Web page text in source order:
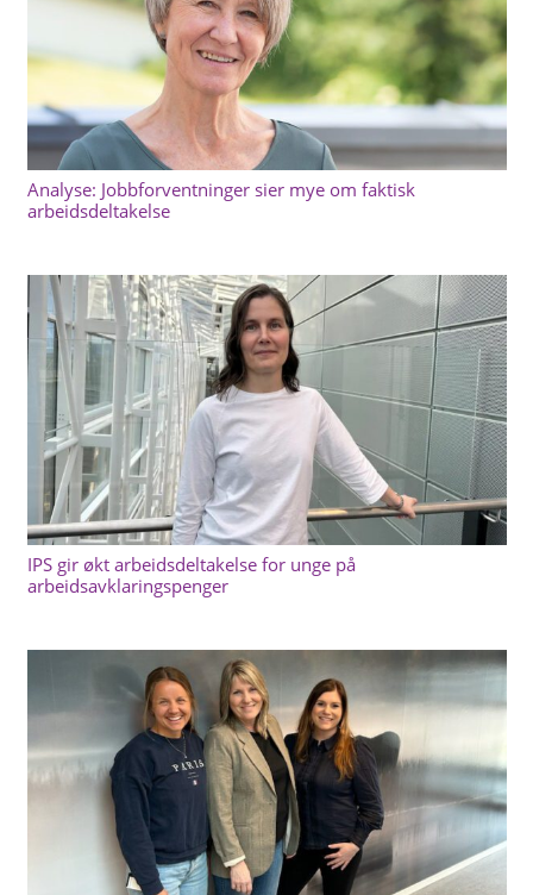
Analyse: Jobbforventninger sier mye om faktisk
arbeidsdeltakelse
IPS gir økt arbeidsdeltakelse for unge på
arbeidsavklaringspenger